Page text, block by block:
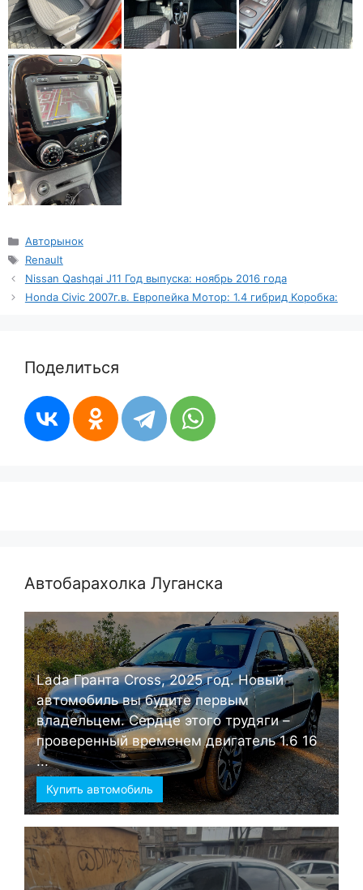
Рубрики
Авторынок
Метки
Renault
Nissan Qashqai J11 Год выпуска: ноябрь 2016 года
Honda Civic 2007г.в. Εвpoпeйкa Μoтop: 1.4 гибpид Κopoбкa:
Поделиться
Автобарахолка Луганска
Lada Гранта Cross, 2025 год. Новый
автомобиль вы будите первым
владельцем. Сердце этого трудяги –
проверенный временем двигатель 1.6 16
...
Купить автомобиль